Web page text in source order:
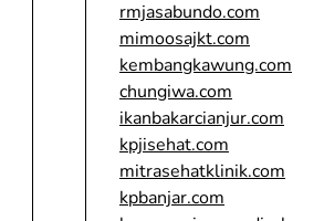
rmjasabundo.com
mimoosajkt.com
kembangkawung.com
chungiwa.com
ikanbakarcianjur.com
kpjisehat.com
mitrasehatklinik.com
kpbanjar.com